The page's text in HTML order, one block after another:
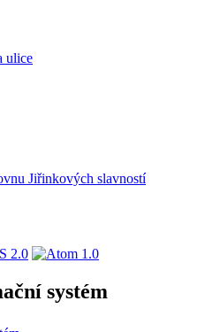
Jiřinkových slavností
systém